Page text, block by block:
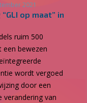
2021
op maat” in
ruim 500
bewezen
wordt vergoed
door een
verandering van